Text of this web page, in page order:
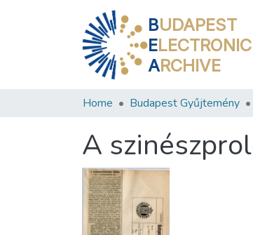
BUDAPEST
ELECTRONIC
ARCHIVE
Home Budapest Gyűjtemény
A